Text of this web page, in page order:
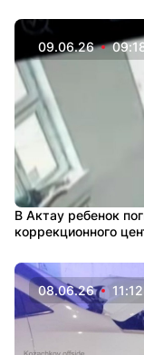
09.06.26
В Актау ребенок
коррекционного
08.06.26 11:12